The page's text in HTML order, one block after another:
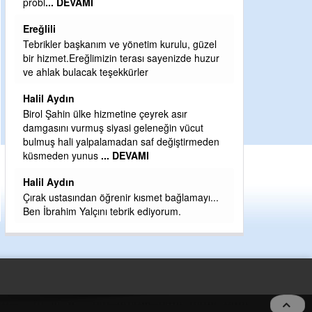
güzel
huzur
H BakiYüksel
Hak hukuk adalet işte CHP Kemal Kılıçdaroğlu
babaocağı
Yeni parti için ereğli ilçe teşkilatımızı merak
eder dururken asıl merakımız halk
kahramanlarımız ereğli aşkı ile yanıp tutuşan
eeeğ... DEVAMI